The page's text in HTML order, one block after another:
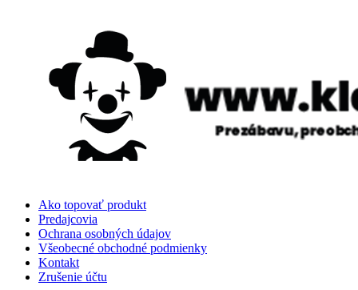
Ako topovať produkt
Predajcovia
Ochrana osobných údajov
Všeobecné obchodné podmienky
Kontakt
Zrušenie účtu